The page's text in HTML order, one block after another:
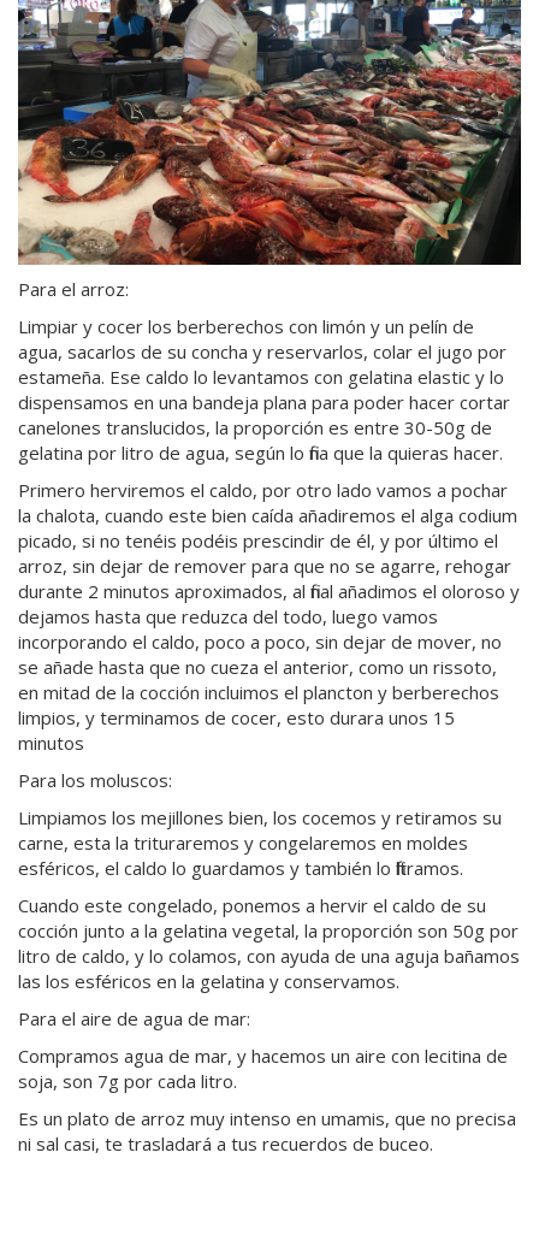
Para el arroz:
Limpiar y cocer los berberechos con limón y un pelín de
agua, sacarlos de su concha y reservarlos, colar el jugo por
estameña. Ese caldo lo levantamos con gelatina elastic y lo
dispensamos en una bandeja plana para poder hacer cortar
canelones translucidos, la proporción es entre 30-50g de
gelatina por litro de agua, según lo fina que la quieras hacer.
Primero herviremos el caldo, por otro lado vamos a pochar
la chalota, cuando este bien caída añadiremos el alga codium
picado, si no tenéis podéis prescindir de él, y por último el
arroz, sin dejar de remover para que no se agarre, rehogar
durante 2 minutos aproximados, al final añadimos el oloroso y
dejamos hasta que reduzca del todo, luego vamos
incorporando el caldo, poco a poco, sin dejar de mover, no
se añade hasta que no cueza el anterior, como un rissoto,
en mitad de la cocción incluimos el plancton y berberechos
limpios, y terminamos de cocer, esto durara unos 15
minutos
Para los moluscos:
Limpiamos los mejillones bien, los cocemos y retiramos su
carne, esta la trituraremos y congelaremos en moldes
esféricos, el caldo lo guardamos y también lo filtramos.
Cuando este congelado, ponemos a hervir el caldo de su
cocción junto a la gelatina vegetal, la proporción son 50g por
litro de caldo, y lo colamos, con ayuda de una aguja bañamos
las los esféricos en la gelatina y conservamos.
Para el aire de agua de mar:
Compramos agua de mar, y hacemos un aire con lecitina de
soja, son 7g por cada litro.
Es un plato de arroz muy intenso en umamis, que no precisa
ni sal casi, te trasladará a tus recuerdos de buceo.